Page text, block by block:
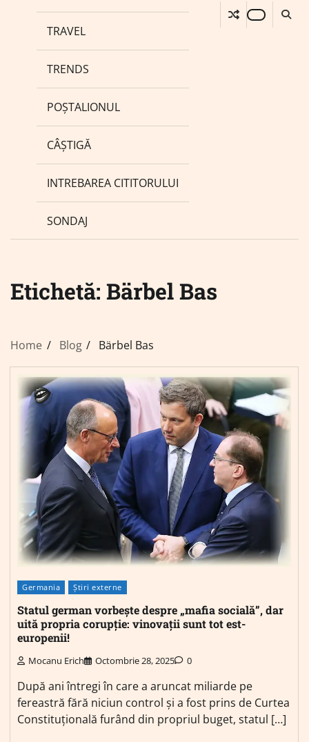
TRAVEL
TRENDS
POȘTALIONUL
CÂȘTIGĂ
INTREBAREA CITITORULUI
SONDAJ
Etichetă: Bärbel Bas
Home Blog Bärbel Bas
Germania Știri externe
Statul german vorbește despre „mafia socială”, dar
uită propria corupție: vinovații sunt tot est-
europenii!
Mocanu Erich Octombrie 28, 2025 0
După ani întregi în care a aruncat miliarde pe
fereastră fără niciun control și a fost prins de Curtea
Constituțională furând din propriul buget, statul […]